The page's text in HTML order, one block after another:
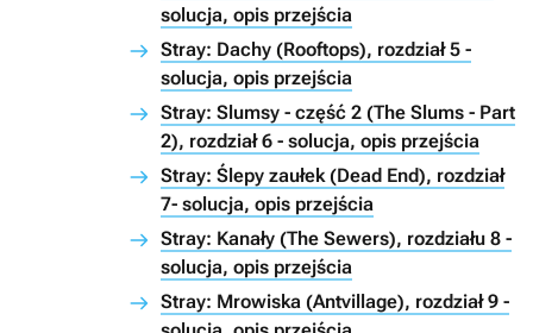
solucja, opis przejścia
Stray: Dachy (Rooftops), rozdział 5 -
solucja, opis przejścia
Stray: Slumsy - część 2 (The Slums - Part
2), rozdział 6 - solucja, opis przejścia
Stray: Ślepy zaułek (Dead End), rozdział
7- solucja, opis przejścia
Stray: Kanały (The Sewers), rozdziału 8 -
solucja, opis przejścia
Stray: Mrowiska (Antvillage), rozdział 9 -